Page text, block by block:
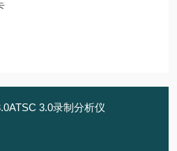
3.0录制分析仪